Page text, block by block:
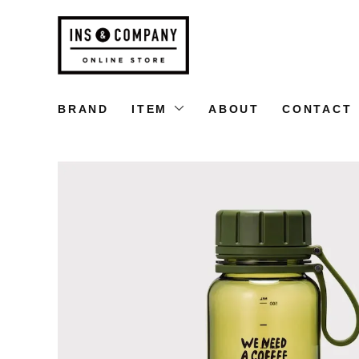
BRAND ITEM ABOUT CONTACT